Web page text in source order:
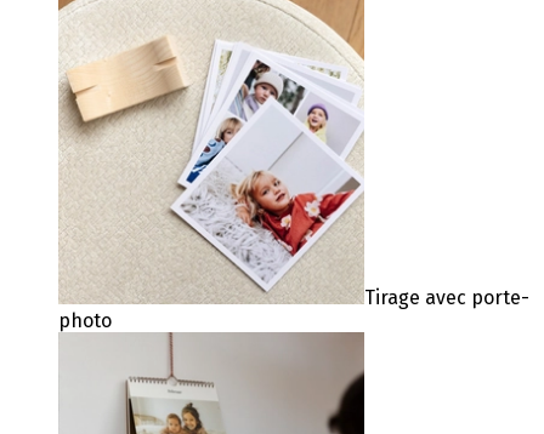
Tirage avec porte-
photo